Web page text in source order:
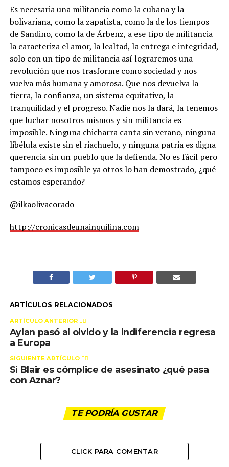
Es necesaria una militancia como la cubana y la
bolivariana, como la zapatista, como la de los tiempos
de Sandino, como la de Árbenz, a ese tipo de militancia
la caracteriza el amor, la lealtad, la entrega e integridad,
solo con un tipo de militancia así lograremos una
revolución que nos trasforme como sociedad y nos
vuelva más humana y amorosa. Que nos devuelva la
tierra, la confianza, un sistema equitativo, la
tranquilidad y el progreso. Nadie nos la dará, la tenemos
que luchar nosotros mismos y sin militancia es
imposible. Ninguna chicharra canta sin verano, ninguna
libélula existe sin el riachuelo, y ninguna patria es digna
querencia sin un pueblo que la defienda. No es fácil pero
tampoco es imposible ya otros lo han demostrado, ¿qué
estamos esperando?
@ilkaolivacorado
http://cronicasdeunainquilina.com
ARTÍCULOS RELACIONADOS
ARTÍCULO ANTERIOR 👉🏻
Aylan pasó al olvido y la indiferencia regresa
a Europa
SIGUIENTE ARTÍCULO 👈🏻
Si Blair es cómplice de asesinato ¿qué pasa
con Aznar?
TE PODRÍA GUSTAR
CLICK PARA COMENTAR